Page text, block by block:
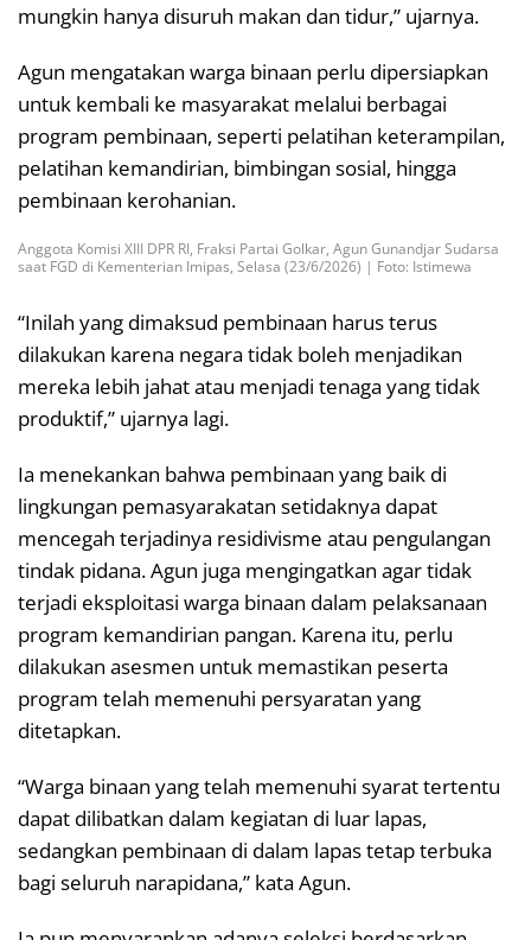
mungkin hanya disuruh makan dan tidur,” ujarnya.
Agun mengatakan warga binaan perlu dipersiapkan
untuk kembali ke masyarakat melalui berbagai
program pembinaan, seperti pelatihan keterampilan,
pelatihan kemandirian, bimbingan sosial, hingga
pembinaan kerohanian.
Anggota Komisi XIII DPR RI, Fraksi Partai Golkar, Agun Gunandjar Sudarsa
saat FGD di Kementerian Imipas, Selasa (23/6/2026) | Foto: Istimewa
“Inilah yang dimaksud pembinaan harus terus
dilakukan karena negara tidak boleh menjadikan
mereka lebih jahat atau menjadi tenaga yang tidak
produktif,” ujarnya lagi.
Ia menekankan bahwa pembinaan yang baik di
lingkungan pemasyarakatan setidaknya dapat
mencegah terjadinya residivisme atau pengulangan
tindak pidana. Agun juga mengingatkan agar tidak
terjadi eksploitasi warga binaan dalam pelaksanaan
program kemandirian pangan. Karena itu, perlu
dilakukan asesmen untuk memastikan peserta
program telah memenuhi persyaratan yang
ditetapkan.
“Warga binaan yang telah memenuhi syarat tertentu
dapat dilibatkan dalam kegiatan di luar lapas,
sedangkan pembinaan di dalam lapas tetap terbuka
bagi seluruh narapidana,” kata Agun.